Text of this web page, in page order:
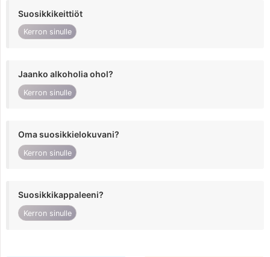
Suosikkikeittiöt
Kerron sinulle
Jaanko alkoholia ohol?
Kerron sinulle
Oma suosikkielokuvani?
Kerron sinulle
Suosikkikappaleeni?
Kerron sinulle